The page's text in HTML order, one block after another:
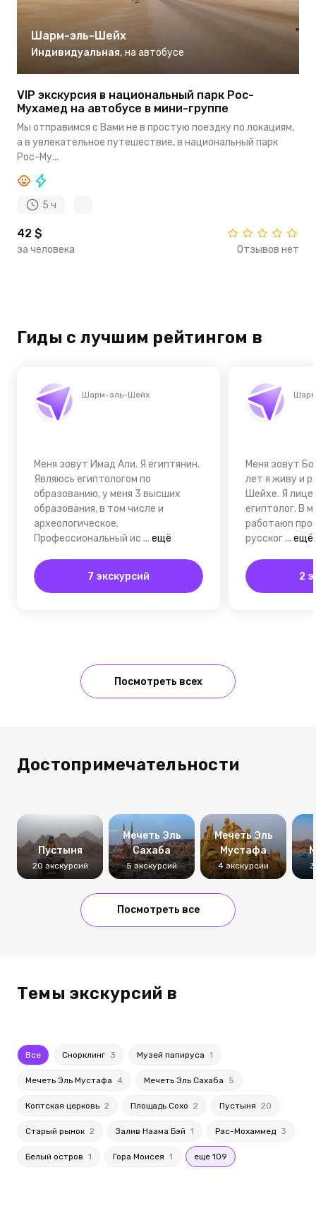
Шарм-эль-Шейх
Индивидуальная, на автобусе
VIP экскурсия в национальный парк Рос-
Мухамед на автобусе в мини-группе
Мы отправимся с Вами не в простую поездку по локациям,
а в увлекательное путешествие, в национальный парк
Рос-Му...
5 ч
42 $
за человека Отзывов нет
Гиды с лучшим рейтингом в
Шарм-эль-Шейх
Меня зовут Имад Али. Я египтянин.
Являюсь египтологом по
образованию, у меня 3 высших
образования, в том числе и
археологическое.
Профессиональный ис ... ещё
7 экскурсий
Меня зовут
лет я живу и
Шейхе. Я
египтолог. В
работаюn
русског... ещё
2
Посмотреть всех
Достопримечательности
Пустыня
20 экскурсий
Мечеть Эль
Сахаба
5 экскурсий
Мечеть Эль
Мустафа
4 экскурсии 3
Посмотреть все
Темы экскурсий в
Все Снорклинг 3 Музей папируса 1
Мечеть Эль Мустафа 4 Мечеть Эль Сахаба 5
Коптская церковь 2 Площадь Сохо 2 Пустыня 20
Старый рынок 2 Залив Наама Бэй 1 Рас-Мохаммед 3
Белый остров 1 Гора Моисея 1 еще 109